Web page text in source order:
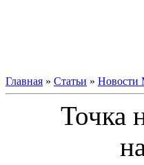
Главная » Статьи »
Точка